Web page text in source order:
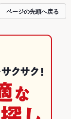
利にホットペッパーグ
ページの先頭へ戻る